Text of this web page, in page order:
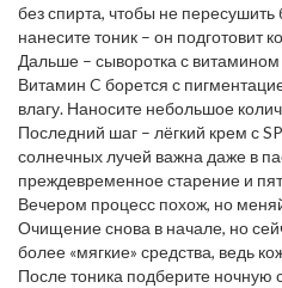
без спирта, чтобы не
нанесите тоник – он подготовит
и восстановит pH.
Дальше – сыворотка с
Витамин C борется с
влагу. Наносите небольшое
пальцами.
Последний шаг – лёгкий крем с
солнечных лучей важна даже в
преждевременное старение и
Вечером процесс похож, но
Очищение снова в начале, но
более «мягкие» средства, ведь
день.
После тоника подберите ночную